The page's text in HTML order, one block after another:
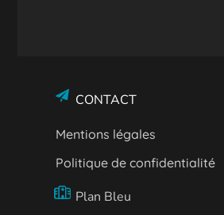
CONTACT
Mentions légales
Politique de confidentialité
Plan Bleu